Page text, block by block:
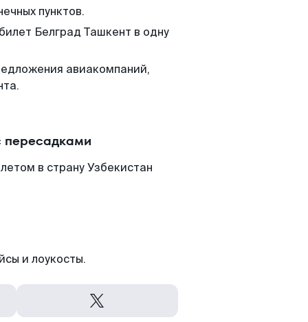
пунктов.
Белград Ташкент в одну
авиакомпаний,
пересадками
в страну Узбекистан
и лоукосты.